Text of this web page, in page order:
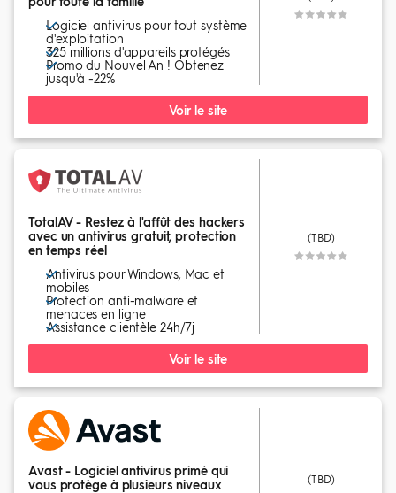
Logiciel antivirus pour tout système
d'exploitation
325 millions d'appareils protégés
Promo du Nouvel An ! Obtenez
jusqu'à -22%
Voir le site
TotalAV - Restez à l'affût des hackers
avec un antivirus gratuit, protection
en temps réel
Antivirus pour Windows, Mac et
mobiles
Protection anti-malware et
menaces en ligne
Assistance clientèle 24h/7j
(TBD)
Voir le site
Avast - Logiciel antivirus primé qui
vous protège à plusieurs niveaux
(TBD)